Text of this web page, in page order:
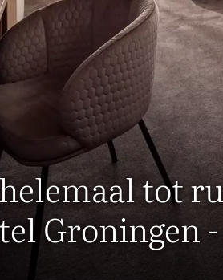
tot
Groningen